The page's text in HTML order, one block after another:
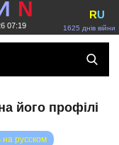
N
07:19 1625 днів війни
RU
його профілі
на русском